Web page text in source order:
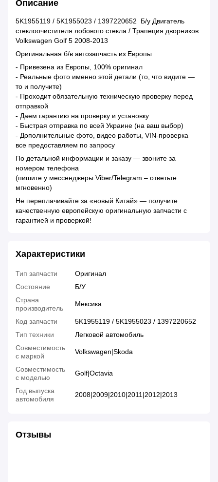
Описание
5K1955119 / 5K1955023 / 1397220652 Б/у Двигатель
стеклоочистителя лобового стекла / Трапеция дворников
Volkswagen Golf 5 2008-2013
Оригинальная б/в автозапчасть из Европы
- Привезена из Европы, 100% оригинал
- Реальные фото именно этой детали (то, что видите —
то и получите)
- Проходит обязательную техническую проверку перед
отправкой
- Даем гарантию на проверку и установку
- Быстрая отправка по всей Украине (на ваш выбор)
- Дополнительные фото, видео работы, VIN-проверка —
все предоставляем по запросу
По детальной информации и заказу — звоните за
номером телефона
(пишите у мессенджеры Viber/Telegram – ответьте
мгновенно)
Не переплачивайте за «новый Китай» — получите
качественную европейскую оригинальную запчасти с
гарантией и проверкой!
Характеристики
Тип запчасти
Оригинал
Состояние
Б/У
Страна
производитель
Мексика
Код запчасти
5K1955119 / 5K1955023 / 1397220652
Тип техники
Легковой автомобиль
Совместимость
с маркой
Volkswagen|Skoda
Совместимость
с моделью
Golf|Octavia
Год выпуска
автомобиля
2008|2009|2010|2011|2012|2013
Отзывы